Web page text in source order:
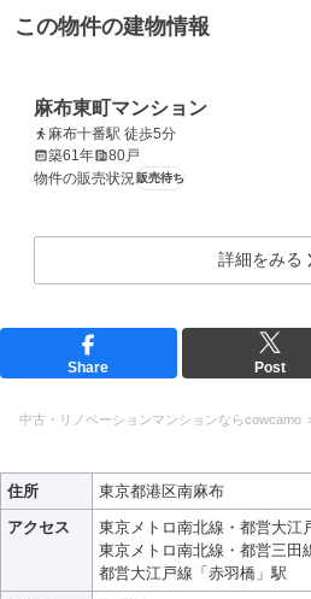
この物件の建物情報
麻布東町マンション
麻布十番駅 徒歩5分
築61年
80戸
物件の販売状況販売待ち
詳細をみる
Share Post
中古・リノベーションマンションならcowcamo
住所
東京都港区南麻布
アクセス
東京メトロ南北線・都営大江
東京メトロ南北線・都営三田
都営大江戸線「赤羽橋」駅